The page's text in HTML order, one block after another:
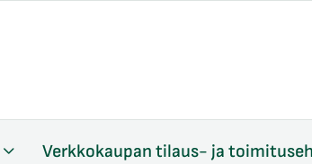
Verkkokaupan tilaus- ja